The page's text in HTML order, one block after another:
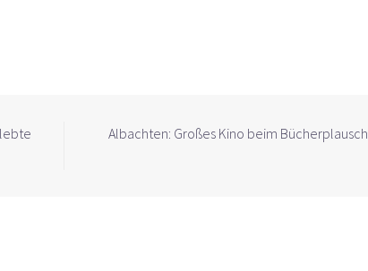
Albachten: Großes Kino beim Bücherplausch